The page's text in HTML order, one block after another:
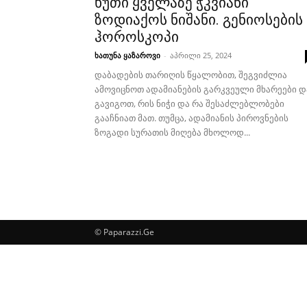
ზოდიაქოს ნიშანი. გენიოსების
ჰოროსკოპი
ხათუნა ყაზაროვი - აპრილი 25, 2024
დაბადების თარიღის წყალობით, შეგვიძლია
ამოვიცნოთ ადამიანების გარკვეული მხარეები
გავიგოთ, რის ნიჭი და რა შესაძლებლობები
გააჩნიათ მათ. თუმცა, ადამიანის პიროვნების
ზოგადი სურათის მიღება მხოლოდ...
© Paparazzi.Ge